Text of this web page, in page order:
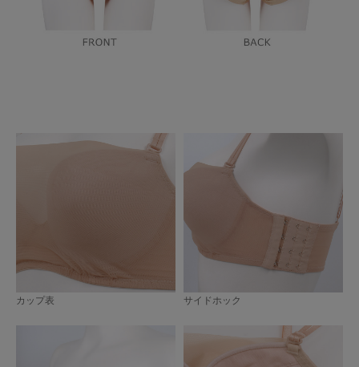
カップ表 サイドホック